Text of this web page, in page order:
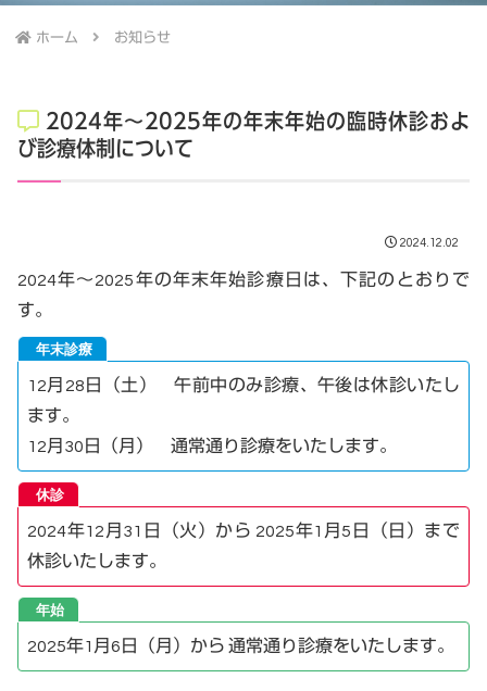
ホーム お知らせ
2024年～2025年の年末年始の臨時休診およ
び診療体制について
2024.12.02
2024年～2025年の年末年始診療日は、下記のとおりで
す。
12月28日（土） 午前中のみ診療、午後は休診いたし
ます。
12月30日（月） 通常通り診療をいたします。
2024年12月31日（火）から 2025年1月5日（日）まで
休診いたします。
2025年1月6日（月）から 通常通り診療をいたします。